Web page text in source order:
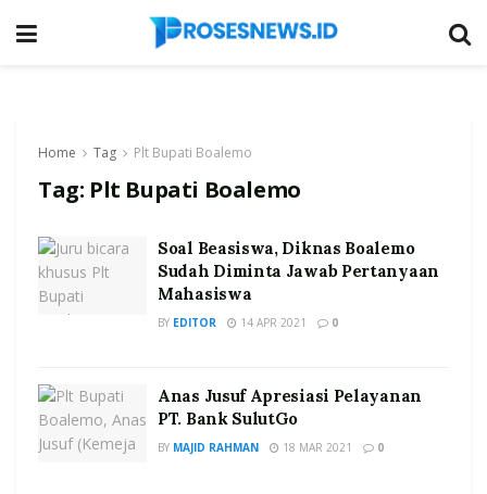
Home Tag Plt Bupati Boalemo
Tag: Plt Bupati Boalemo
Soal Beasiswa, Diknas Boalemo
Sudah Diminta Jawab Pertanyaan
Mahasiswa
BY EDITOR 14 APR 2021 0
Anas Jusuf Apresiasi Pelayanan
PT. Bank SulutGo
BY MAJID RAHMAN 18 MAR 2021 0